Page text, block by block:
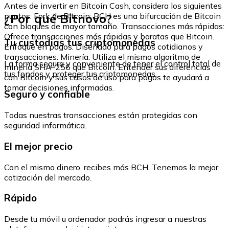
Antes de invertir en Bitcoin Cash, considera los siguientes
puntos: Fork de Bitcoin: BCH es una bifurcación de Bitcoin
con bloques de mayor tamaño. Transacciones más rápidas:
Ofrece transacciones más rápidas y baratas que Bitcoin.
Enfoque en pagos: Diseñado para pagos cotidianos y
transacciones. Minería: Utiliza el mismo algoritmo de
minería SHA-256 que Bitcoin. Entender sus diferencias
con Bitcoin y sus casos de uso para pagos te ayudará a
tomar decisiones informadas.
¿Por qué Bitnovo?
Tu custodias tus criptomonedas
La forma segura y conveniente de tener el control total de
tus fondos y proteger tus criptomonedas.
Seguro y confiable
Todas nuestras transacciones están protegidas con
seguridad informática.
El mejor precio
Con el mismo dinero, recibes más BCH. Tenemos la mejor
cotización del mercado.
Rápido
Desde tu móvil u ordenador podrás ingresar a nuestras